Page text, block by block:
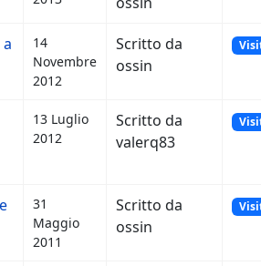
14
Novembre
2012
Scritto da
ossin
13 Luglio
2012
Scritto da
valerq83
31
Maggio
2011
Scritto da
ossin